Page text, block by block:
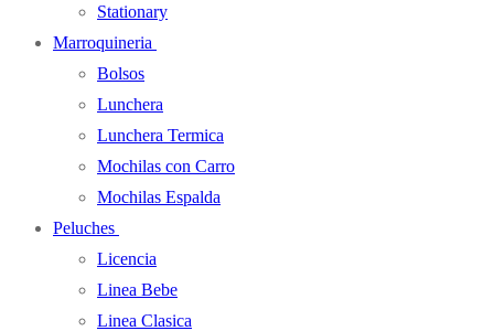
Stationary
Marroquineria
Bolsos
Lunchera
Lunchera Termica
Mochilas con Carro
Mochilas Espalda
Peluches
Licencia
Linea Bebe
Linea Clasica